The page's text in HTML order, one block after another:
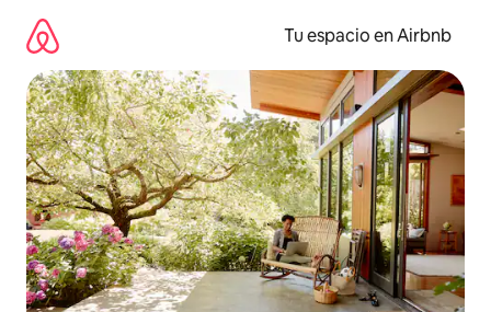
contenido
Tu espacio en Airbnb